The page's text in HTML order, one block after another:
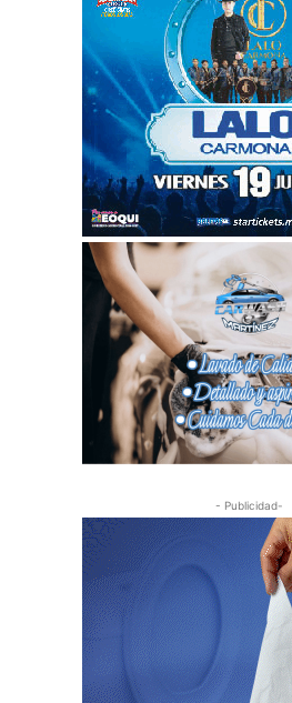
- Publicidad-